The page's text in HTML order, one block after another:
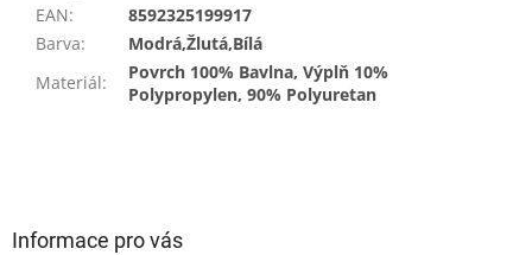
EAN:
8592325199917
Barva:
Modrá,Žlutá,Bílá
Materiál:
Povrch 100% Bavlna, Výplň 10%
Polypropylen, 90% Polyuretan
Informace pro vás